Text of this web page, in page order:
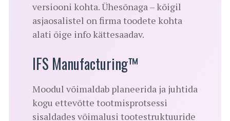
versiooni kohta. Ühesõnaga – kõigil
asjaosalistel on firma toodete kohta
alati õige info kättesaadav.
IFS Manufacturing™
Moodul võimaldab planeerida ja juhtida
kogu ettevõtte tootmisprotsessi
sisaldades võimalusi tootestruktuuride